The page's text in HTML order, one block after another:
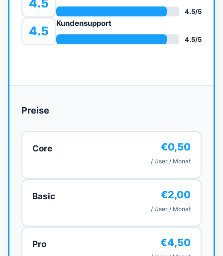
4.5
4.5/5
4.5
Kundensupport
4.5/5
Preise
Core €0,50
/ User / Monat
Basic €2,00
/ User / Monat
Pro €4,50